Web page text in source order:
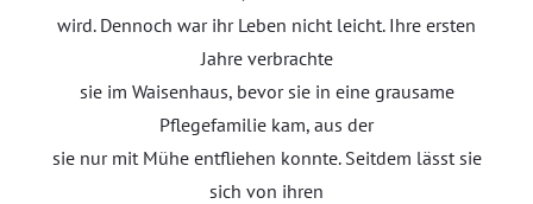
wird. Dennoch war ihr Leben nicht leicht. Ihre ersten
Jahre verbrachte
sie im Waisenhaus, bevor sie in eine grausame
Pflegefamilie kam, aus der
sie nur mit Mühe entfliehen konnte. Seitdem lässt sie
sich von ihren